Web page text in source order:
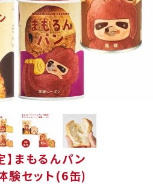
】まもるんパン
験セット(6缶)